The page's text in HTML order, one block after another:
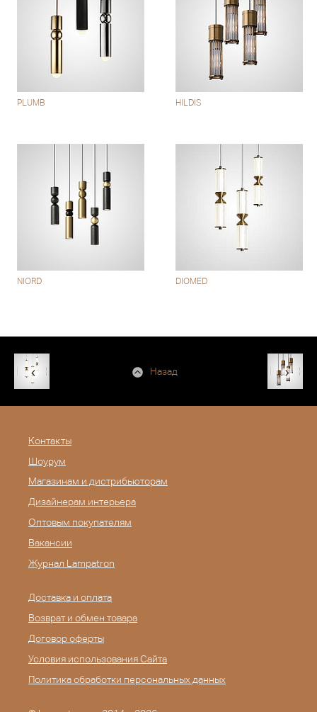
PLUMB HILDIS
NIORD DIOMED
Назад
Контакты
Шоурум
Магазинам и дистрибьюторам
Дизайнерам интерьера
Оптовым покупателям
Вакансии
Журнал Lampatron
Доставка и оплата
Возврат и обмен товара
Договор оферты
Условия использования Сайта
Политика обработки персональных данных